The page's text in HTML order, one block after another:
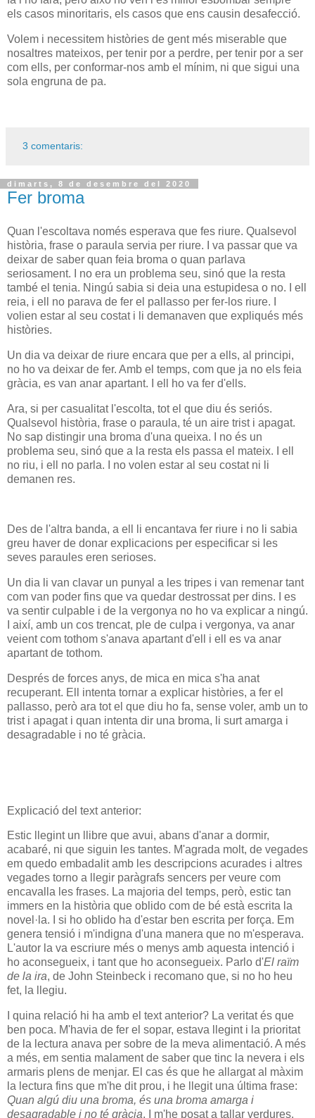
els casos minoritaris, els casos que ens causin desafecció.
Volem i necessitem històries de gent més miserable que
nosaltres mateixos, per tenir por a perdre, per tenir por a ser
com ells, per conformar-nos amb el mínim, ni que sigui una
sola engruna de pa.
3 comentaris:
dimarts, 8 de desembre del 2020
Fer broma
Quan l'escoltava només esperava que fes riure. Qualsevol
història, frase o paraula servia per riure. I va passar que va
deixar de saber quan feia broma o quan parlava
seriosament. I no era un problema seu, sinó que la resta
també el tenia. Ningú sabia si deia una estupidesa o no. I ell
reia, i ell no parava de fer el pallasso per fer-los riure. I
volien estar al seu costat i li demanaven que expliqués més
històries.
Un dia va deixar de riure encara que per a ells, al principi,
no ho va deixar de fer. Amb el temps, com que ja no els feia
gràcia, es van anar apartant. I ell ho va fer d'ells.
Ara, si per casualitat l'escolta, tot el que diu és seriós.
Qualsevol història, frase o paraula, té un aire trist i apagat.
No sap distingir una broma d'una queixa. I no és un
problema seu, sinó que a la resta els passa el mateix. I ell
no riu, i ell no parla. I no volen estar al seu costat ni li
demanen res.
Des de l'altra banda, a ell li encantava fer riure i no li sabia
greu haver de donar explicacions per especificar si les
seves paraules eren serioses.
Un dia li van clavar un punyal a les tripes i van remenar tant
com van poder fins que va quedar destrossat per dins. I es
va sentir culpable i de la vergonya no ho va explicar a ningú.
I així, amb un cos trencat, ple de culpa i vergonya, va anar
veient com tothom s'anava apartant d'ell i ell es va anar
apartant de tothom.
Després de forces anys, de mica en mica s'ha anat
recuperant. Ell intenta tornar a explicar històries, a fer el
pallasso, però ara tot el que diu ho fa, sense voler, amb un to
trist i apagat i quan intenta dir una broma, li surt amarga i
desagradable i no té gràcia.
Explicació del text anterior:
Estic llegint un llibre que avui, abans d'anar a dormir,
acabaré, ni que siguin les tantes. M'agrada molt, de vegades
em quedo embadalit amb les descripcions acurades i altres
vegades torno a llegir paràgrafs sencers per veure com
encavalla les frases. La majoria del temps, però, estic tan
immers en la història que oblido com de bé està escrita la
novel·la. I si ho oblido ha d'estar ben escrita per força. Em
genera tensió i m'indigna d'una manera que no m'esperava.
L'autor la va escriure més o menys amb aquesta intenció i
ho aconsegueix, i tant que ho aconsegueix. Parlo d'El raïm
de la ira, de John Steinbeck i recomano que, si no ho heu
fet, la llegiu.
I quina relació hi ha amb el text anterior? La veritat és que
ben poca. M'havia de fer el sopar, estava llegint i la prioritat
de la lectura anava per sobre de la meva alimentació. A més
a més, em sentia malament de saber que tinc la nevera i els
armaris plens de menjar. El cas és que he allargat al màxim
la lectura fins que m'he dit prou, i he llegit una última frase:
Quan algú diu una broma, és una broma amarga i
desagradable i no té gràcia. I m'he posat a tallar verdures.